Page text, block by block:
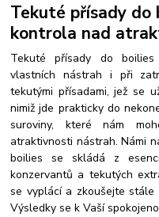
Tekuté přísady do
kontrola nad
Tekuté přísady do
vlastních nástrah i při
tekutými přísadami, jež se
nimiž jde prakticky do
suroviny, které nám
atraktivnosti nástrah. Námi
boilies se skládá z
konzervantů a tekutých
se vyplácí a zkoušejte stále
Výsledky se k Vaší